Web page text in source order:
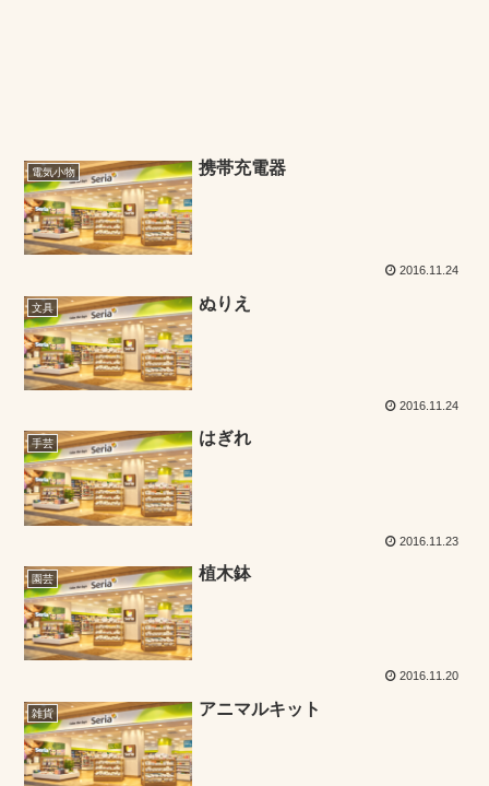
電気小物 携帯充電器
2016.11.24
文具 ぬりえ
2016.11.24
手芸 はぎれ
2016.11.23
園芸 植木鉢
2016.11.20
雑貨 アニマルキット